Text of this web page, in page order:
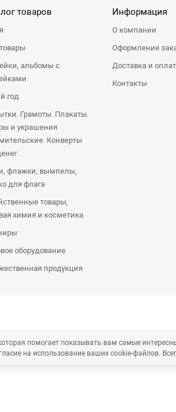
товаров
альбомы с
год
Грамоты. Плакаты.
и украшения
Конверты
флажки, вымпелы,
для флага
товары,
химия и косметика
оборудование
продукция
Информация
О компании
Оформление
Доставка и
Контакты
помогает показывать вам самые
на использование ваших cookie-файлов.